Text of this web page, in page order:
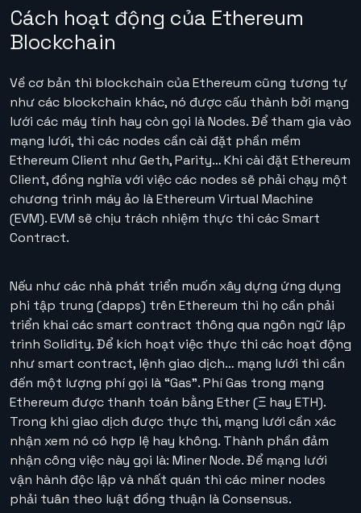
Cách hoạt động của Ethereum
Blockchain
Về cơ bản thì blockchain của Ethereum cũng tương tự
như các blockchain khác, nó được cấu thành bởi mạng
lưới các máy tính hay còn gọi là Nodes. Để tham gia vào
mạng lưới, thì các nodes cần cài đặt phần mềm
Ethereum Client như Geth, Parity… Khi cài đặt Ethereum
Client, đồng nghĩa với việc các nodes sẽ phải chạy một
chương trình máy ảo là Ethereum Virtual Machine
(EVM). EVM sẽ chịu trách nhiệm thực thi các Smart
Contract.
Nếu như các nhà phát triển muốn xây dựng ứng dụng
phi tập trung (dapps) trên Ethereum thì họ cần phải
triển khai các smart contract thông qua ngôn ngữ lập
trình Solidity. Để kích hoạt việc thực thi các hoạt động
như smart contract, lệnh giao dịch… mạng lưới thì cần
đến một lượng phí gọi là “Gas”. Phí Gas trong mạng
Ethereum được thanh toán bằng Ether (Ξ hay ETH).
Trong khi giao dịch được thực thi, mạng lưới cần xác
nhận xem nó có hợp lệ hay không. Thành phần đảm
nhận công việc này gọi là: Miner Node. Để mạng lưới
vận hành độc lập và nhất quán thì các miner nodes
phải tuân theo luật đồng thuận là Consensus.